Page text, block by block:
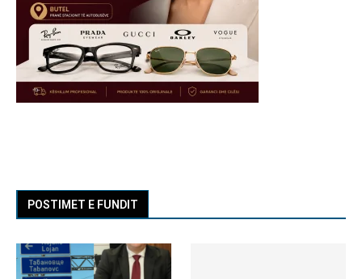
POSTIMET E FUNDIT